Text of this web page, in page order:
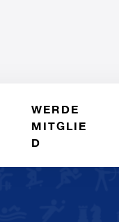
WERDE
MITGLIE
D